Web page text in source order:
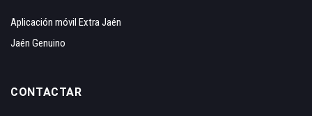
Aplicación móvil Extra Jaén
Jaén Genuino
CONTACTAR